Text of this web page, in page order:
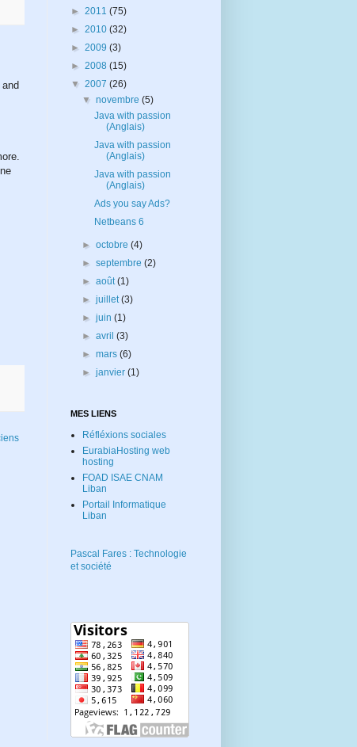
► 2011 (75)
► 2010 (32)
► 2009 (3)
► 2008 (15)
▼ 2007 (26)
▼novembre(5)
Java with passion
(Anglais)
Java with passion
(Anglais)
Java with passion
(Anglais)
Ads you say Ads?
Netbeans 6
►octobre(4)
►septembre(2)
►août(1)
►juillet(3)
►juin(1)
►avril(3)
►mars(6)
►janvier(1)
MES LIENS
Réfléxions sociales
EurabiaHosting web
hosting
FOAD ISAE CNAM
Liban
Portail Informatique
Liban
Pascal Fares : Technologie
et société